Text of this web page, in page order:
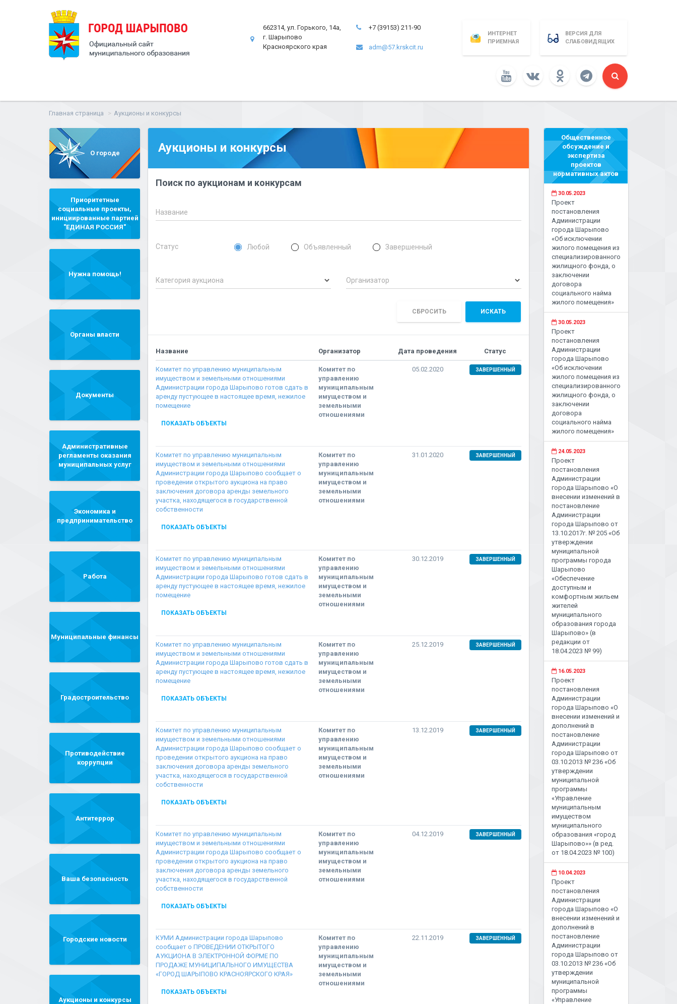
662314, ул. Горького, 14а,
г. Шарыпово
Красноярского края
+7 (39153) 211-90
adm@57.krskcit.ru
ИНТЕРНЕТ
ПРИЕМНАЯ
ВЕРСИЯ ДЛЯ
СЛАБОВИДЯЩИХ
Главная страница Аукционы и конкурсы
О городе
Приоритетные
социальные проекты,
инициированные партией
"ЕДИНАЯ РОССИЯ"
Нужна помощь!
Органы власти
Документы
Административные
регламенты оказания
муниципальных услуг
Экономика и
предпринимательство
Работа
Муниципальные финансы
Градостроительство
Противодействие
коррупции
Антитеррор
Ваша безопасность
Городские новости
Аукционы и конкурсы
Аукционы и конкурсы
Поиск по аукционам и конкурсам
Название
Статус Любой Объявленный Завершенный
Категория аукциона Организатор
СБРОСИТЬ ИСКАТЬ
Название Организатор Дата проведения Статус
Комитет по управлению муниципальным
имуществом и земельными отношениями
Администрации города Шарыпово готов сдать в
аренду пустующее в настоящее время, нежилое
помещение
ПОКАЗАТЬ ОБЪЕКТЫ
Комитет по
управлению
муниципальным
имуществом и
земельными
отношениями
05.02.2020 ЗАВЕРШЕННЫЙ
Комитет по управлению муниципальным
имуществом и земельными отношениями
Администрации города Шарыпово сообщает о
проведении открытого аукциона на право
заключения договора аренды земельного
участка, находящегося в государственной
собственности
ПОКАЗАТЬ ОБЪЕКТЫ
Комитет по
управлению
муниципальным
имуществом и
земельными
отношениями
31.01.2020 ЗАВЕРШЕННЫЙ
Комитет по управлению муниципальным
имуществом и земельными отношениями
Администрации города Шарыпово готов сдать в
аренду пустующее в настоящее время, нежилое
помещение
ПОКАЗАТЬ ОБЪЕКТЫ
Комитет по
управлению
муниципальным
имуществом и
земельными
отношениями
30.12.2019 ЗАВЕРШЕННЫЙ
Комитет по управлению муниципальным
имуществом и земельными отношениями
Администрации города Шарыпово готов сдать в
аренду пустующее в настоящее время, нежилое
помещение
ПОКАЗАТЬ ОБЪЕКТЫ
Комитет по
управлению
муниципальным
имуществом и
земельными
отношениями
25.12.2019 ЗАВЕРШЕННЫЙ
Комитет по управлению муниципальным
имуществом и земельными отношениями
Администрации города Шарыпово сообщает о
проведении открытого аукциона на право
заключения договора аренды земельного
участка, находящегося в государственной
собственности
ПОКАЗАТЬ ОБЪЕКТЫ
Комитет по
управлению
муниципальным
имуществом и
земельными
отношениями
13.12.2019 ЗАВЕРШЕННЫЙ
Комитет по управлению муниципальным
имуществом и земельными отношениями
Администрации города Шарыпово сообщает о
проведении открытого аукциона на право
заключения договора аренды земельного
участка, находящегося в государственной
собственности
ПОКАЗАТЬ ОБЪЕКТЫ
Комитет по
управлению
муниципальным
имуществом и
земельными
отношениями
04.12.2019 ЗАВЕРШЕННЫЙ
КУМИ Администрации города Шарыпово
сообщает о ПРОВЕДЕНИИ ОТКРЫТОГО
АУКЦИОНА В ЭЛЕКТРОННОЙ ФОРМЕ ПО
ПРОДАЖЕ МУНИЦИПАЛЬНОГО ИМУЩЕСТВА
«ГОРОД ШАРЫПОВО КРАСНОЯРСКОГО КРАЯ»
ПОКАЗАТЬ ОБЪЕКТЫ
Комитет по
управлению
муниципальным
имуществом и
земельными
отношениями
22.11.2019 ЗАВЕРШЕННЫЙ
Общественное
обсуждение и
экспертиза
проектов
нормативных актов
30.05.2023
Проект
постановления
Администрации
города Шарыпово
«Об исключении
жилого помещения из
специализированного
жилищного фонда, о
заключении
договора
социального найма
жилого помещения»
30.05.2023
Проект
постановления
Администрации
города Шарыпово
«Об исключении
жилого помещения из
специализированного
жилищного фонда, о
заключении
договора
социального найма
жилого помещения»
24.05.2023
Проект
постановления
Администрации
города Шарыпово «О
внесении изменений в
постановление
Администрации
города Шарыпово от
13.10.2017г. № 205 «Об
утверждении
муниципальной
программы города
Шарыпово
«Обеспечение
доступным и
комфортным жильем
жителей
муниципального
образования города
Шарыпово» (в
редакции от
18.04.2023 № 99)
16.05.2023
Проект
постановления
Администрации
города Шарыпово «О
внесении изменений и
дополнений в
постановление
Администрации
города Шарыпово от
03.10.2013 № 236 «Об
утверждении
муниципальной
программы
«Управление
муниципальным
имуществом
муниципального
образования «город
Шарыпово»» (в ред.
от 18.04.2023 № 100)
10.04.2023
Проект
постановления
Администрации
города Шарыпово «О
внесении изменений и
дополнений в
постановление
Администрации
города Шарыпово от
03.10.2013 № 236 «Об
утверждении
муниципальной
программы
«Управление